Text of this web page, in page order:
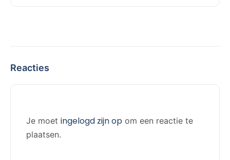
Reacties
Je moet ingelogd zijn op om een reactie te
plaatsen.